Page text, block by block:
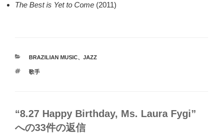
The Best is Yet to Come (2011)
カ
ゴ
BRAZILIAN MUSIC、 JAZZ
タ
歌手
“8.27 Happy Birthday, Ms. Laura Fygi”
への33件の返信